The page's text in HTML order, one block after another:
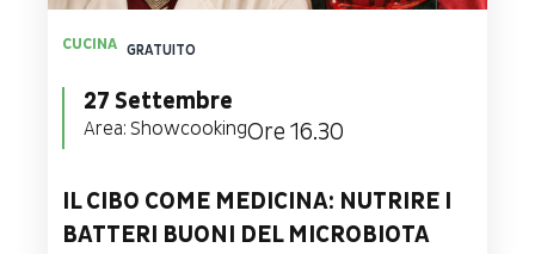
CUCINA GRATUITO
27 Settembre
Area: ShowcookingOre 16.30
IL CIBO COME MEDICINA: NUTRIRE I
BATTERI BUONI DEL MICROBIOTA